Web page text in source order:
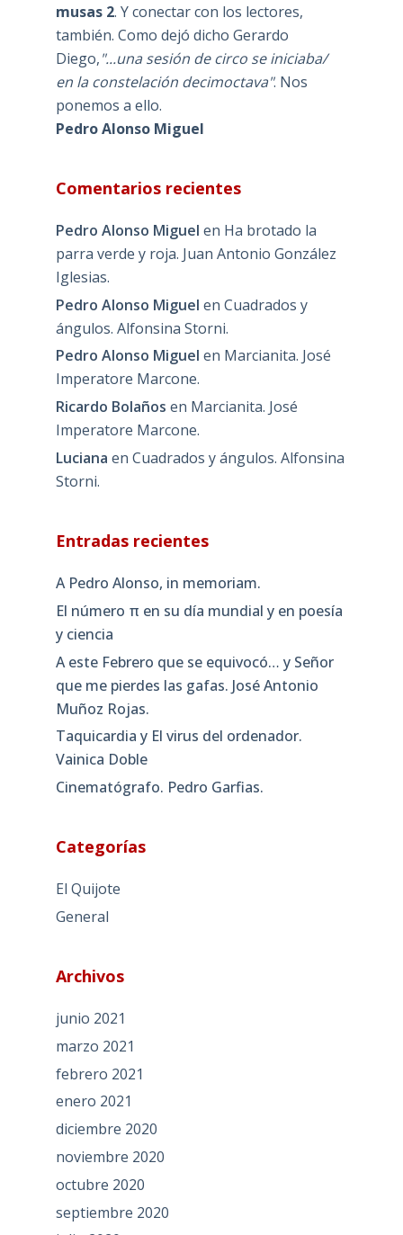
musas 2. Y conectar con los lectores,
también. Como dejó dicho Gerardo
Diego,"...una sesión de circo se iniciaba/
en la constelación decimoctava". Nos
ponemos a ello.
Pedro Alonso Miguel
Comentarios recientes
Pedro Alonso Miguel en Ha brotado la
parra verde y roja. Juan Antonio González
Iglesias.
Pedro Alonso Miguel en Cuadrados y
ángulos. Alfonsina Storni.
Pedro Alonso Miguel en Marcianita. José
Imperatore Marcone.
Ricardo Bolaños en Marcianita. José
Imperatore Marcone.
Luciana en Cuadrados y ángulos. Alfonsina
Storni.
Entradas recientes
A Pedro Alonso, in memoriam.
El número π en su día mundial y en poesía
y ciencia
A este Febrero que se equivocó… y Señor
que me pierdes las gafas. José Antonio
Muñoz Rojas.
Taquicardia y El virus del ordenador.
Vainica Doble
Cinematógrafo. Pedro Garfias.
Categorías
El Quijote
General
Archivos
junio 2021
marzo 2021
febrero 2021
enero 2021
diciembre 2020
noviembre 2020
octubre 2020
septiembre 2020